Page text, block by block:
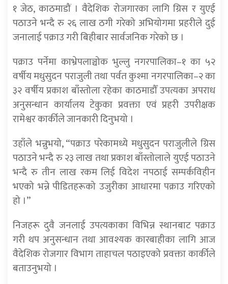
१ जेठ, काठमाडौं । वैदेशिक रोजगारका लागि ग्रिस र युएई
पठाउने भन्दै रु २६ लाख ठगी गरेको अभियोगमा प्रहरीले दुई
जनालाई पक्राउ गरी बिहीबार सार्वजनिक गरेको छ ।
पक्राउ पर्नेमा काभ्रेपलाञ्चोक भुल्लु नगरपालिका–१ का ५२
वर्षीय मधुसुदन पराजुली तथा पर्वत कुश्मा नगरपालिका–२ का
३२ वर्षीय प्रकाश बाँस्तोला रहेका काठमाडौँ उपत्यका अपराध
अनुसन्धान कार्यालय टेकुका प्रवक्ता एवं प्रहरी उपरीक्षक
रामेश्वर कार्कीले जानकारी दिनुभयो ।
उहाँले भन्नुभयो, “पक्राउ परेकामध्ये मधुसुदन पराजुलीले ग्रिस
पठाउने भन्दै रु २३ लाख तथा प्रकाश बाँस्तोलाले युएई पठाउने
भन्दै रु तीन लाख रकम लिई विदेश नपठाई सम्पर्कविहीन
भएको भन्ने पीडितहरूको उजुरीका आधारमा पक्राउ गरिएको
हो ।”
निजहरू दुवै जनलाई उपत्यकाका विभिन्न स्थानबाट पक्राउ
गरी थप अनुसन्धान तथा आवश्यक कारबाहीका लागि आज
वैदेशिक रोजगार विभाग ताहाचल पठाइएको प्रवक्ता कार्कीले
बताउनुभयो ।